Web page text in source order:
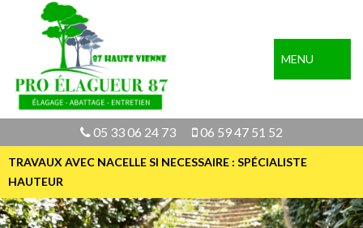
MENU
05 33 06 24 73 06 59 47 51 52
TRAVAUX AVEC NACELLE SI NECESSAIRE : SPÉCIALISTE
HAUTEUR